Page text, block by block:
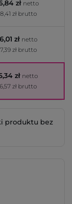
zł netto
8,41 zł brutto
6,01 zł netto
7,39 zł brutto
zł netto
6,57 zł brutto
produktu bez